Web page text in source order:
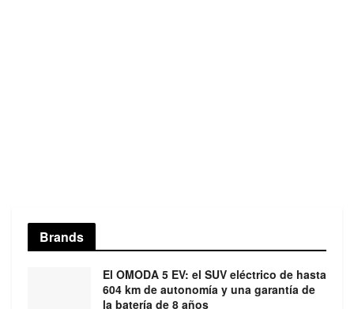
Brands
El OMODA 5 EV: el SUV eléctrico de hasta
604 km de autonomía y una garantía de
la batería de 8 años